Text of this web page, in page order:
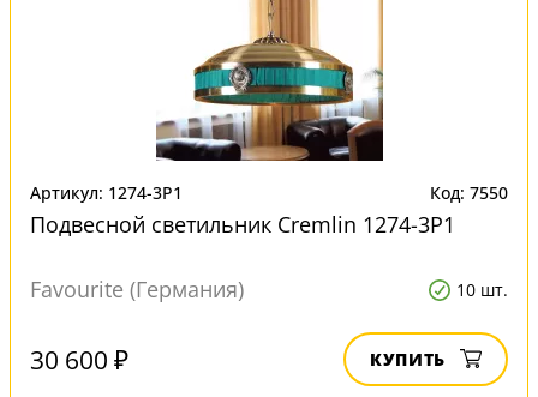
Артикул: 1274-3P1 Код: 7550
Подвесной светильник Cremlin 1274-3P1
Favourite (Германия) 10 шт.
30 600 ₽ КУПИТЬ